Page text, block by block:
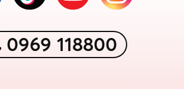
0969 118800